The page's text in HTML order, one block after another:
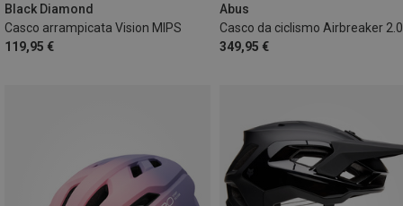
Black Diamond
Casco arrampicata Vision MIPS
119,95 €
Abus
349,95 €
57-61CM